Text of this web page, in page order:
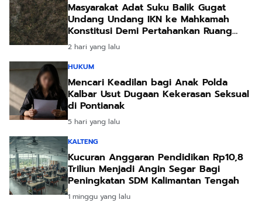
Masyarakat Adat Suku Balik Gugat
Undang Undang IKN ke Mahkamah
Konstitusi Demi Pertahankan Ruang
Hidup Leluhur
2 hari yang lalu
HUKUM
Mencari Keadilan bagi Anak Polda
Kalbar Usut Dugaan Kekerasan Seksual
di Pontianak
5 hari yang lalu
KALTENG
Kucuran Anggaran Pendidikan Rp10,8
Triliun Menjadi Angin Segar Bagi
Peningkatan SDM Kalimantan Tengah
1 minggu yang lalu